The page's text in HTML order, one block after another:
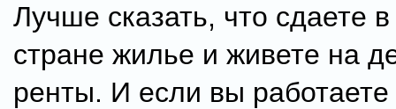
Лучше сказать, что сдаете
стране жилье и живете на
ренты. И если вы работаете